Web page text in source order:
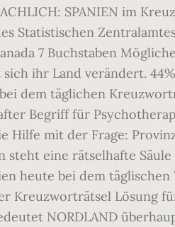
SPANIEN im
Statistischen
7 Buchstaben
ihr Land verändert.
dem täglichen
Begriff für
Hilfe mit der Frage:
steht eine rätselhafte
heute bei dem
Kreuzworträtsel Lösung
NORDLAND